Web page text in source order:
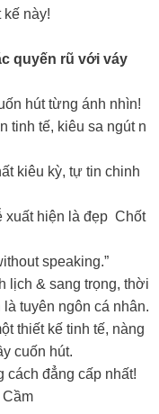
này!
quyến rũ với váy
hút từng ánh nhìn!
tinh tế, kiêu sa ngút n
kiêu kỳ, tự tin chinh
xuất hiện là đẹp Chốt
speaking.”
lịch & sang trọng, thời
tuyên ngôn cá nhân.
thiết kế tinh tế, nàng
cuốn hút.
cách đẳng cấp nhất!